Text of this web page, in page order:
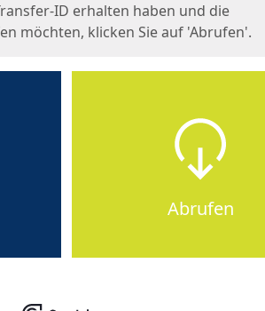
ID erhalten haben und die
möchten, klicken Sie auf 'Abrufen'.
Abrufen